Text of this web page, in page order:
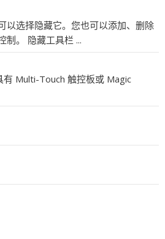
以选择隐藏它。您也可以添加、删除
制。 隐藏工具栏 ...
Multi-Touch 触控板或 Magic